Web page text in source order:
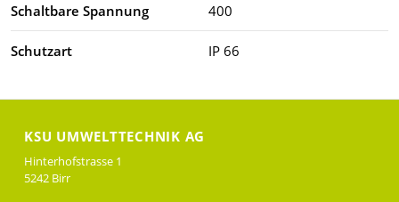
Schaltbare Spannung 400
Schutzart IP 66
KSU UMWELTTECHNIK AG
Hinterhofstrasse 1
5242 Birr